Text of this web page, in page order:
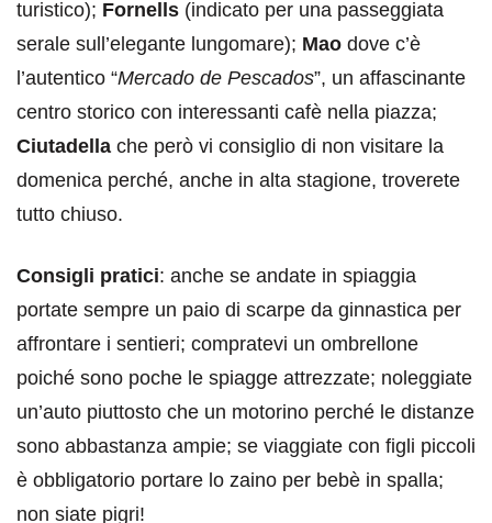
turistico); Fornells (indicato per una passeggiata
serale sull’elegante lungomare); Mao dove c’è
l’autentico “Mercado de Pescados”, un affascinante
centro storico con interessanti cafè nella piazza;
Ciutadella che però vi consiglio di non visitare la
domenica perché, anche in alta stagione, troverete
tutto chiuso.
Consigli pratici: anche se andate in spiaggia
portate sempre un paio di scarpe da ginnastica per
affrontare i sentieri; compratevi un ombrellone
poiché sono poche le spiagge attrezzate; noleggiate
un’auto piuttosto che un motorino perché le distanze
sono abbastanza ampie; se viaggiate con figli piccoli
è obbligatorio portare lo zaino per bebè in spalla;
non siate pigri!